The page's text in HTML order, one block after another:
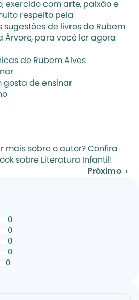
exercido com arte, paixão e
respeito pela
sugestões de livros de Rubem
Árvore, para você ler agora
de Rubem Alves
gosta de ensinar
mais sobre o autor? Confira
sobre Literatura Infantil!
Próximo  ›
0
0
0
0
0